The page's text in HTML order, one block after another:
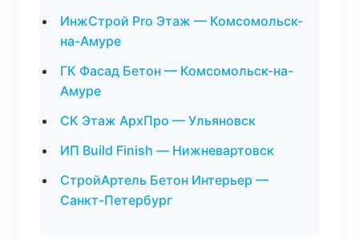
ИнжСтрой Pro Этаж — Комсомольск-
на-Амуре
ГК Фасад Бетон — Комсомольск-на-
Амуре
СК Этаж АрхПро — Ульяновск
ИП Build Finish — Нижневартовск
СтройАртель Бетон Интерьер —
Санкт-Петербург